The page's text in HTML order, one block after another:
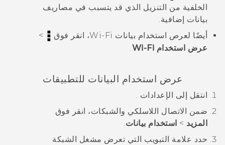
الخلفية من التنزيل الذي قد يتسبب في مصاريف
بيانات إضافية.
أيضًا لعرص استخدام بيانات Wi‍-Fi، انقر فوق
>
عرض استخدام Wi-Fi
.
عرض استخدام البيانات للتطبيقات
انتقل إلى الإعدادات .
ضمن الاتصال اللاسلكي والشبكات، انقر فوق
المزيد > استخدام بيانات.
حدد علامة التبويب التي تعرض مشغل الشبكة